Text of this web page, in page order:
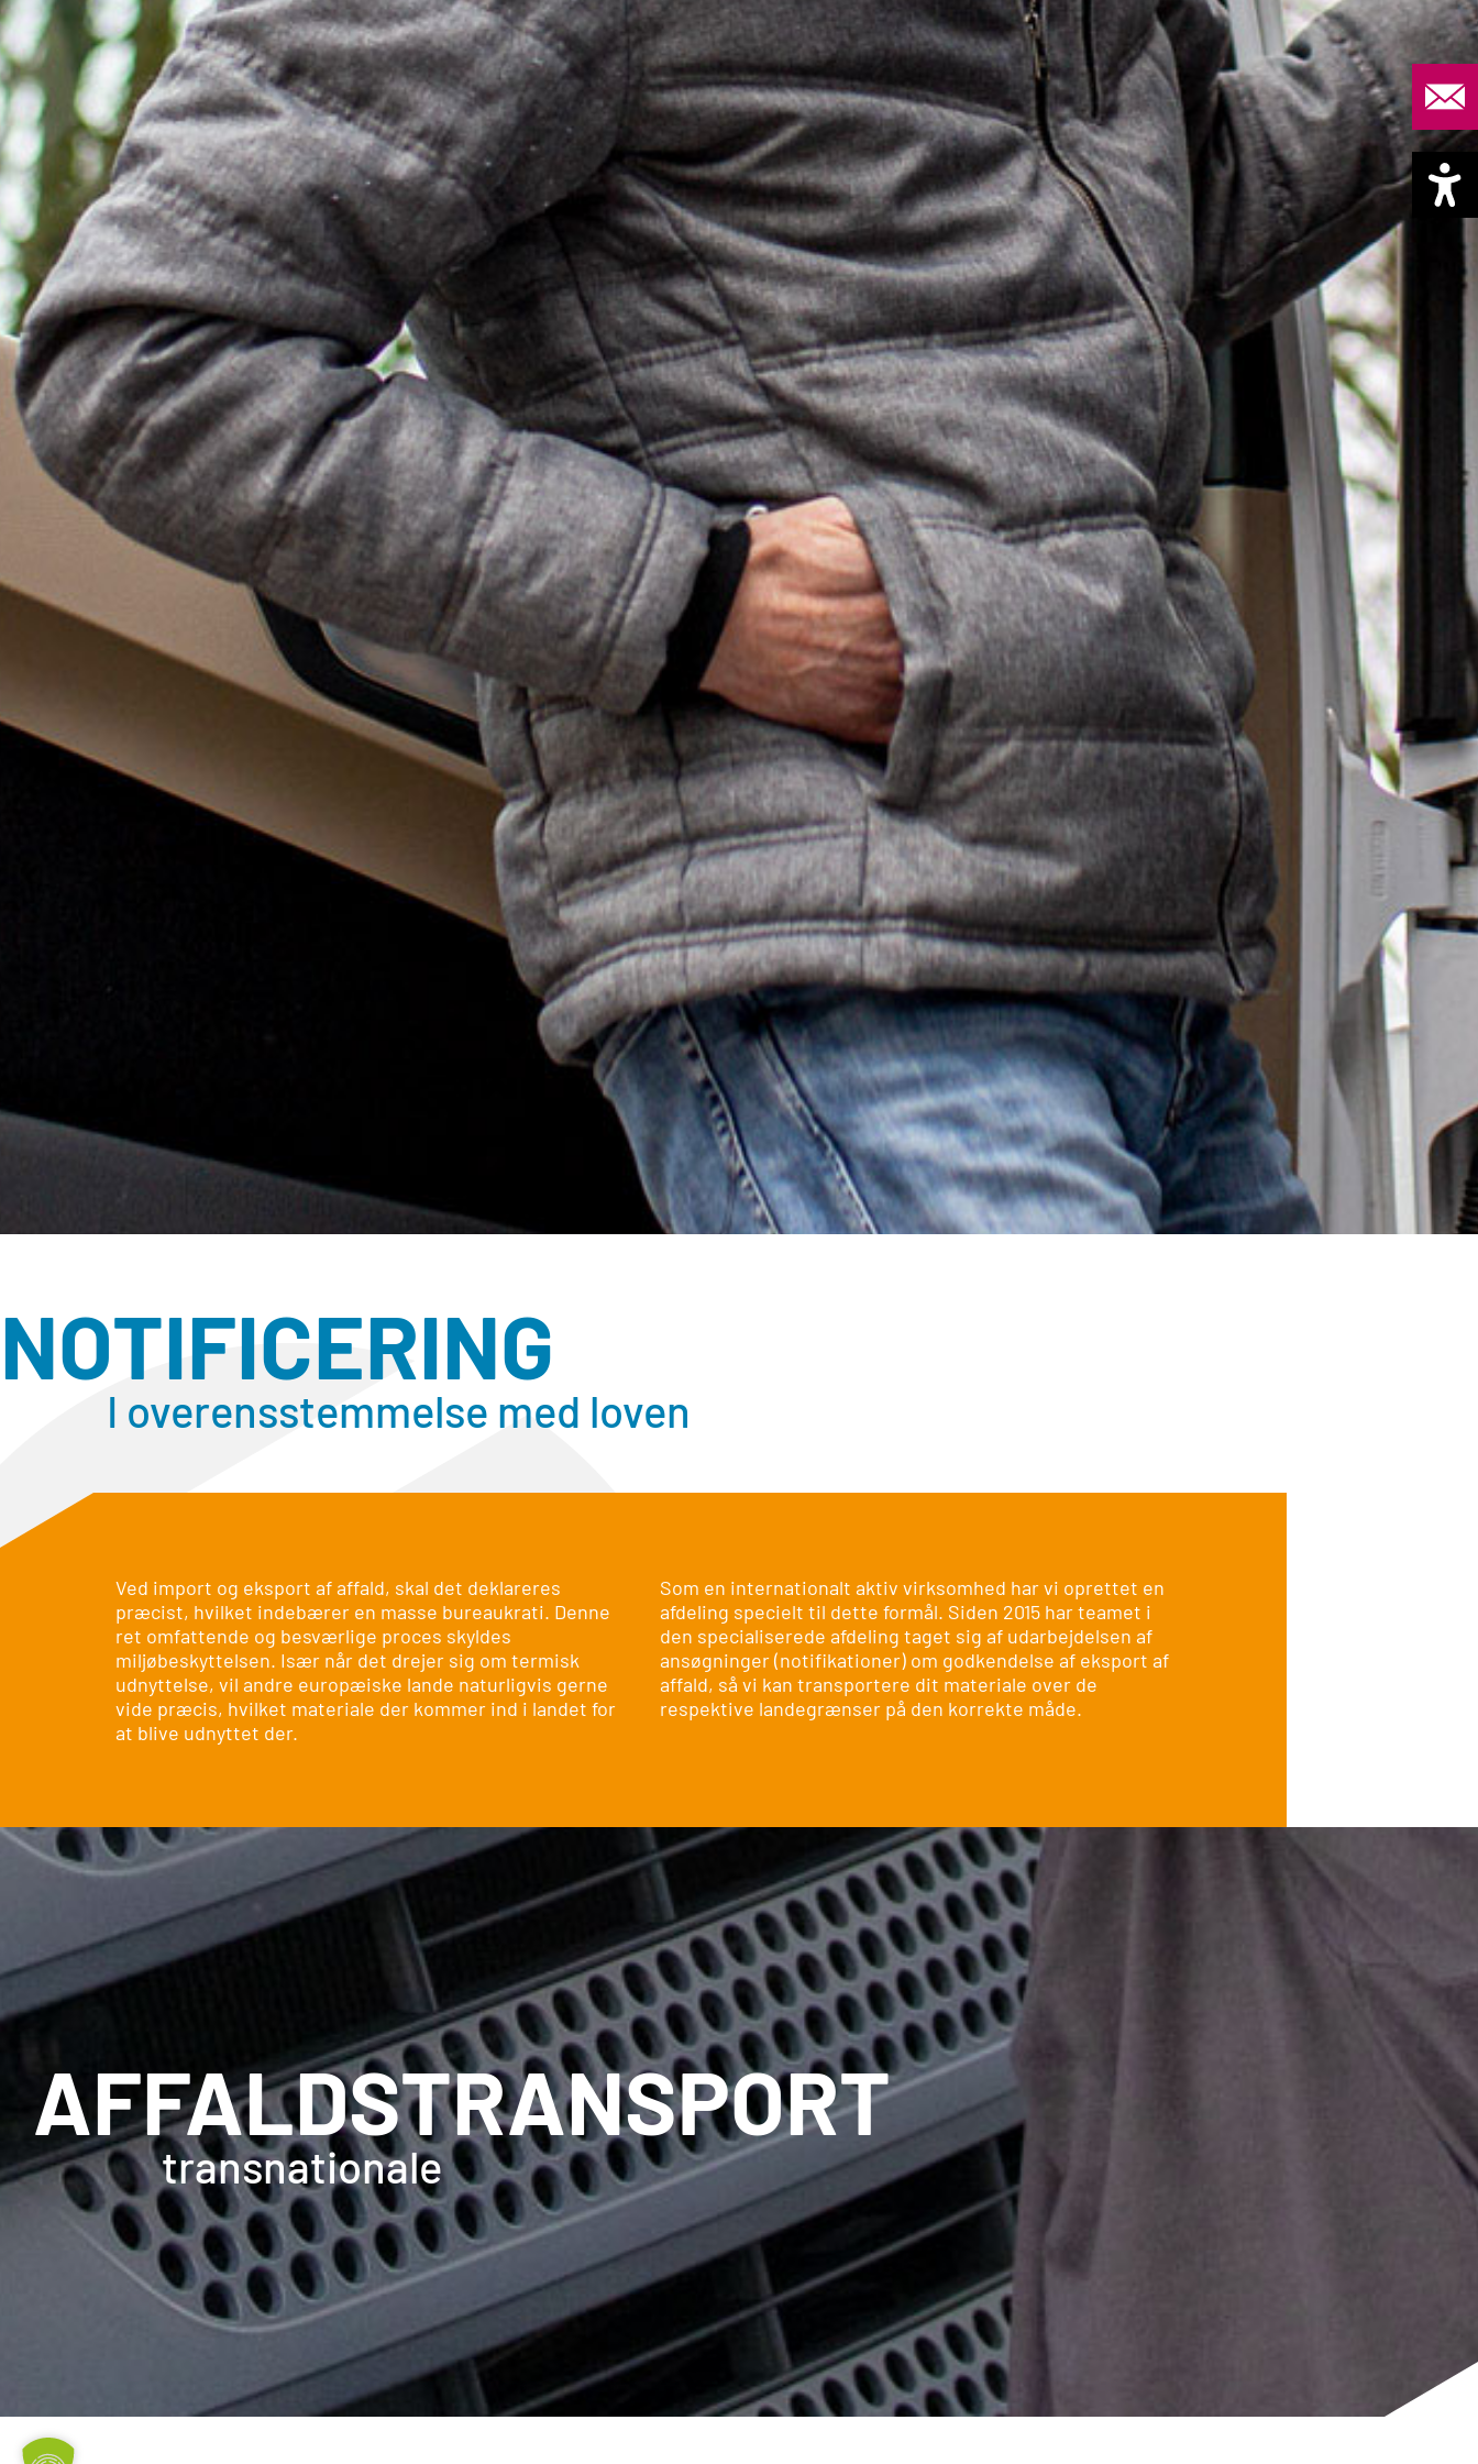
NOTIFICERING
I overensstemmelse med loven
Ved import og eksport af affald, skal det deklareres
præcist, hvilket indebærer en masse bureaukrati. Denne
ret omfattende og besværlige proces skyldes
miljøbeskyttelsen. Især når det drejer sig om termisk
udnyttelse, vil andre europæiske lande naturligvis gerne
vide præcis, hvilket materiale der kommer ind i landet for
at blive udnyttet der.
Som en internationalt aktiv virksomhed har vi oprettet en
afdeling specielt til dette formål. Siden 2015 har teamet i
den specialiserede afdeling taget sig af udarbejdelsen af
ansøgninger (notifikationer) om godkendelse af eksport af
affald, så vi kan transportere dit materiale over de
respektive landegrænser på den korrekte måde.
AFFALDSTRANSPORT
transnationale